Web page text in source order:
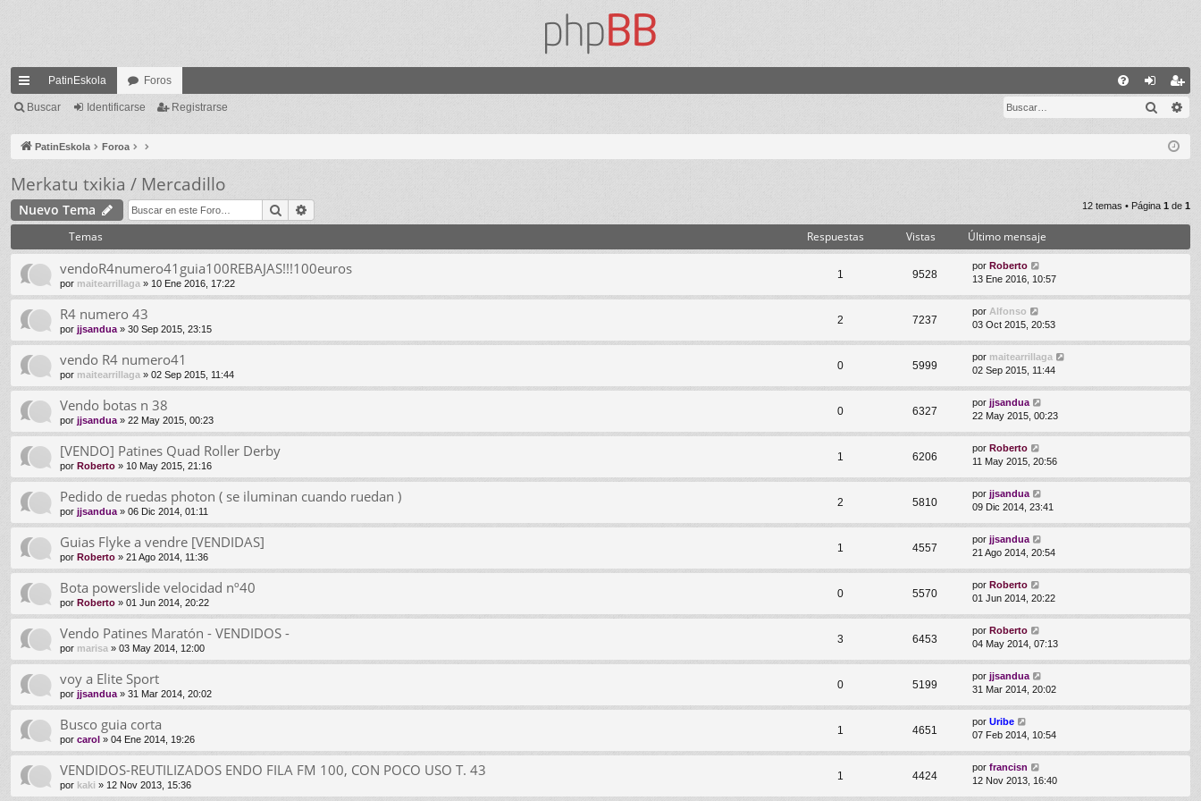
nl
ac
es
rá
pi
s
PatinEskola Foros
Q
de
nti
fic
se
eg
ist
ra
Buscar Identificarse Registrarse Buscar
PatinEskola Foroa
Merkatu txikia / Mercadillo
Nuevo Tema Buscar 12 temas • Página 1 de 1
Temas Respuestas Vistas Último mensaje
vendoR4numero41guia100REBAJAS!!!100euros
por maitearrillaga » 10 Ene 2016, 17:22
1 9528
por Roberto
13 Ene 2016, 10:57
R4 numero 43
por jjsandua » 30 Sep 2015, 23:15
2 7237
por Alfonso
03 Oct 2015, 20:53
vendo R4 numero41
por maitearrillaga » 02 Sep 2015, 11:44
0 5999
por maitearrillaga
02 Sep 2015, 11:44
Vendo botas n 38
por jjsandua » 22 May 2015, 00:23
0 6327
por jjsandua
22 May 2015, 00:23
[VENDO] Patines Quad Roller Derby
por Roberto » 10 May 2015, 21:16
1 6206
por Roberto
11 May 2015, 20:56
Pedido de ruedas photon ( se iluminan cuando ruedan )
por jjsandua » 06 Dic 2014, 01:11
2 5810
por jjsandua
09 Dic 2014, 23:41
Guias Flyke a vendre [VENDIDAS]
por Roberto » 21 Ago 2014, 11:36
1 4557
por jjsandua
21 Ago 2014, 20:54
Bota powerslide velocidad nº40
por Roberto » 01 Jun 2014, 20:22
0 5570
por Roberto
01 Jun 2014, 20:22
Vendo Patines Maratón - VENDIDOS -
por marisa » 03 May 2014, 12:00
3 6453
por Roberto
04 May 2014, 07:13
voy a Elite Sport
por jjsandua » 31 Mar 2014, 20:02
0 5199
por jjsandua
31 Mar 2014, 20:02
Busco guia corta
por carol » 04 Ene 2014, 19:26
1 4651
por Uribe
07 Feb 2014, 10:54
VENDIDOS-REUTILIZADOS ENDO FILA FM 100, CON POCO USO T. 43
por kaki » 12 Nov 2013, 15:36
1 4424
por francisn
12 Nov 2013, 16:40